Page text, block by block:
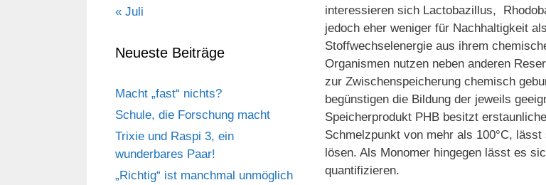
interessieren sich Lactobazillus,
jedoch eher weniger für Nachhaltigkeit
Stoffwechselenergie aus ihrem
Organismen nutzen neben anderen
zur Zwischenspeicherung chemisch
begünstigen die Bildung der jeweils
Speicherprodukt PHB besitzt
Schmelzpunkt von mehr als 100°C,
lösen. Als Monomer hingegen lässt es
quantifizieren.
« Juli
Neueste Beiträge
Macht „fast“ nichts?
Schule, die Forschung macht
Trixie und Raspi 3, ein
wunderbares Paar!
„Richtig“ ist manchmal unmöglich